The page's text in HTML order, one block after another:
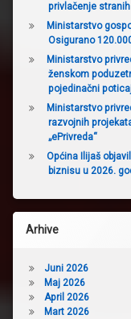
privlačenje
Ministarstvo
Osigurano
Ministarstvo
ženskom
pojedinačni
Ministarstvo
razvojnih
„ePrivreda“
Općina Ilijaš
biznisu u 2026.
Arhive
Juni 2026
Maj 2026
April 2026
Mart 2026